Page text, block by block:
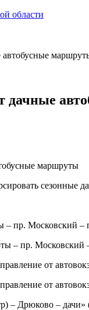
области
автобусные
дачные
сезонные
– пр. Московский –
– пр. Московский
от
от
– Дрюково –